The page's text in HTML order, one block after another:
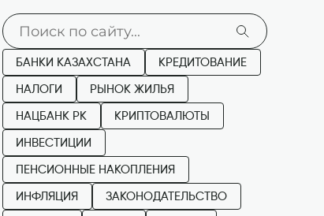
БАНКИ КАЗАХСТАНА КРЕДИТОВАНИЕ
НАЛОГИ РЫНОК ЖИЛЬЯ
НАЦБАНК РК КРИПТОВАЛЮТЫ
ИНВЕСТИЦИИ
ПЕНСИОННЫЕ НАКОПЛЕНИЯ
ИНФЛЯЦИЯ ЗАКОНОДАТЕЛЬСТВО